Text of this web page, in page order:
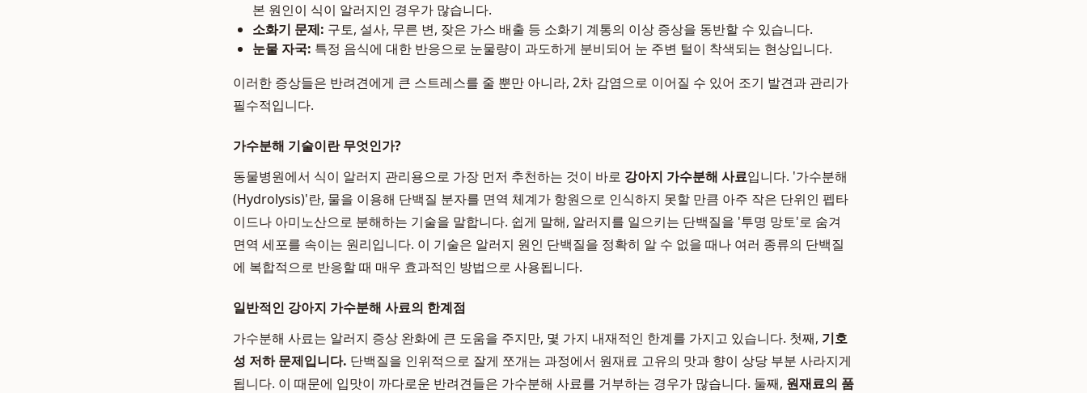
본 원인이 식이 알러지인 경우가 많습니다.
소화기 문제: 구토, 설사, 무른 변, 잦은 가스 배출 등 소화기 계통의 이상 증상을 동반할 수 있습니다.
눈물 자국: 특정 음식에 대한 반응으로 눈물량이 과도하게 분비되어 눈 주변 털이 착색되는 현상입니다.
이러한 증상들은 반려견에게 큰 스트레스를 줄 뿐만 아니라, 2차 감염으로 이어질 수 있어 조기 발견과 관리가
필수적입니다.
가수분해 기술이란 무엇인가?
동물병원에서 식이 알러지 관리용으로 가장 먼저 추천하는 것이 바로 강아지 가수분해 사료입니다. '가수분해
(Hydrolysis)'란, 물을 이용해 단백질 분자를 면역 체계가 항원으로 인식하지 못할 만큼 아주 작은 단위인 펩타
이드나 아미노산으로 분해하는 기술을 말합니다. 쉽게 말해, 알러지를 일으키는 단백질을 '투명 망토'로 숨겨
면역 세포를 속이는 원리입니다. 이 기술은 알러지 원인 단백질을 정확히 알 수 없을 때나 여러 종류의 단백질
에 복합적으로 반응할 때 매우 효과적인 방법으로 사용됩니다.
일반적인 강아지 가수분해 사료의 한계점
가수분해 사료는 알러지 증상 완화에 큰 도움을 주지만, 몇 가지 내재적인 한계를 가지고 있습니다. 첫째, 기호
성 저하 문제입니다. 단백질을 인위적으로 잘게 쪼개는 과정에서 원재료 고유의 맛과 향이 상당 부분 사라지게
됩니다. 이 때문에 입맛이 까다로운 반려견들은 가수분해 사료를 거부하는 경우가 많습니다. 둘째, 원재료의 품